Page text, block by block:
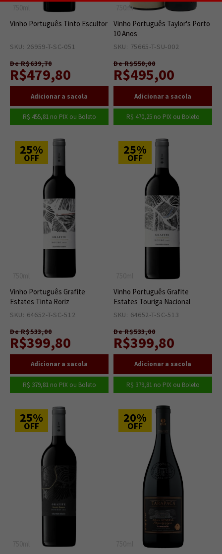
Vinho Português Tinto Escultor
SKU: 26959-T-SC-051
De R$639,70
R$479,80
R$ 455,81no PIX ou Boleto
750ml
Vinho Português Taylor's Porto
10 Anos
SKU: 75665-T-SU-002
De R$550,00
R$495,00
R$ 470,25no PIX ou Boleto
25%
OFF
Vinho Português Grafite
Estates Tinta Roriz
SKU: 64652-T-SC-512
De R$533,00
R$399,80
R$ 379,81no PIX ou Boleto
25%
OFF
Vinho Português Grafite
Estates Touriga Nacional
SKU: 64652-T-SC-513
De R$533,00
R$399,80
R$ 379,81no PIX ou Boleto
25%
OFF
20%
OFF